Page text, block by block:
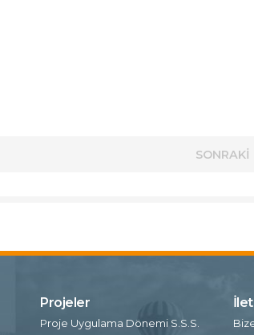
SONRAKİ
Projeler
Proje Uygulama Dönemi S.S.S.